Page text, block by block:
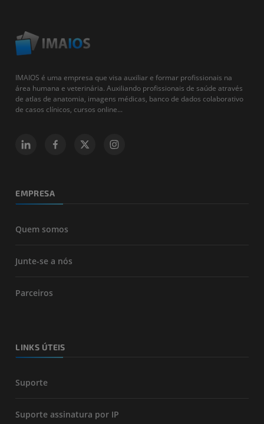
IMAIOS é uma empresa que visa auxiliar e formar profissionais na
área humana e veterinária. Auxiliando profissionais de saúde através
de atlas de anatomia, imagens médicas, banco de dados colaborativo
de casos clínicos, cursos online...
EMPRESA
Quem somos
Junte-se a nós
Parceiros
LINKS ÚTEIS
Suporte
Suporte assinatura por IP